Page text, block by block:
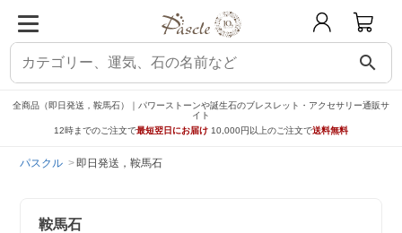
search
全商品（即日発送，鞍馬石）｜パワーストーンや誕生石のブレスレット・アクセサリー通販サ
イト
12時までのご注文で最短翌日にお届け 10,000円以上のご注文で送料無料
パスクル 即日発送，鞍馬石
鞍馬石